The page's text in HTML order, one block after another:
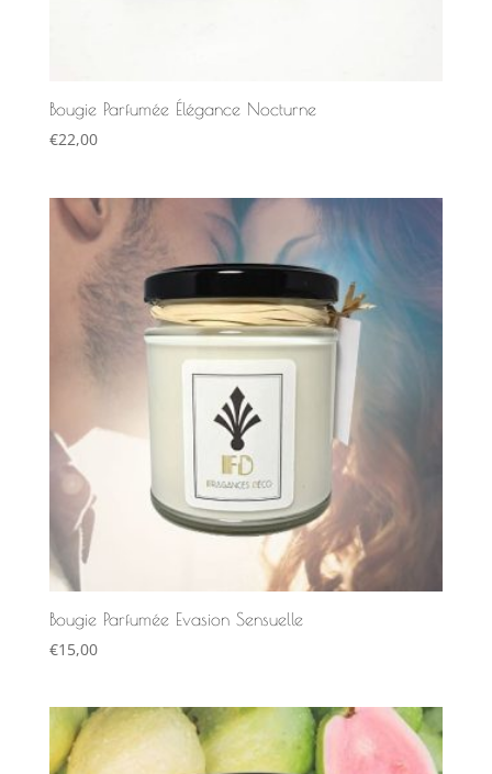
Bougie Parfumée Élégance Nocturne
€22,00
Bougie Parfumée Evasion Sensuelle
€15,00